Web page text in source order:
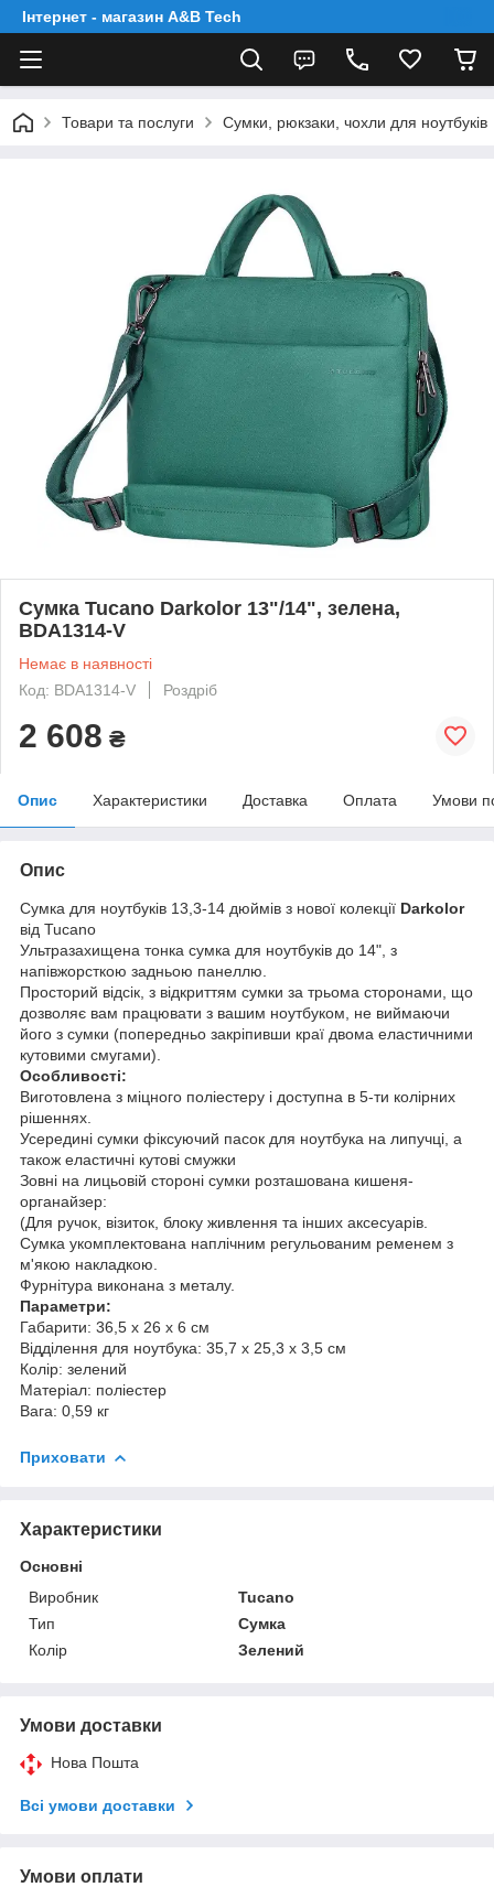
Інтернет - магазин A&B Tech
Товари та послуги Сумки, рюкзаки, чохли для ноутбуків
Сумка Tucano Darkolor 13"/14", зелена,
BDA1314-V
Немає в наявності
Код: BDA1314-V
Роздріб
2 608 ₴
Опис Характеристики Доставка Оплата Умови
Опис
Сумка для ноутбуків 13,3-14 дюймів з нової колекції Darkolor
від Tucano
Ультразахищена тонка сумка для ноутбуків до 14", з
напівжорсткою задньою панеллю.
Просторий відсік, з відкриттям сумки за трьома сторонами, що
дозволяє вам працювати з вашим ноутбуком, не виймаючи
його з сумки (попередньо закріпивши краї двома еластичними
кутовими смугами).
Особливості:
Виготовлена з міцного поліестеру і доступна в 5-ти колірних
рішеннях.
Усередині сумки фіксуючий пасок для ноутбука на липучці, а
також еластичні кутові смужки
Зовні на лицьовій стороні сумки розташована кишеня-
органайзер:
(Для ручок, візиток, блоку живлення та інших аксесуарів.
Сумка укомплектована наплічним регульованим ременем з
м'якою накладкою.
Фурнітура виконана з металу.
Параметри:
Габарити: 36,5 x 26 x 6 см
Відділення для ноутбука: 35,7 x 25,3 x 3,5 см
Колір: зелений
Матеріал: поліестер
Вага: 0,59 кг
Приховати
Характеристики
Основні
Виробник
Tucano
Тип
Сумка
Колір
Зелений
Умови доставки
Нова Пошта
Всі умови доставки
Умови оплати